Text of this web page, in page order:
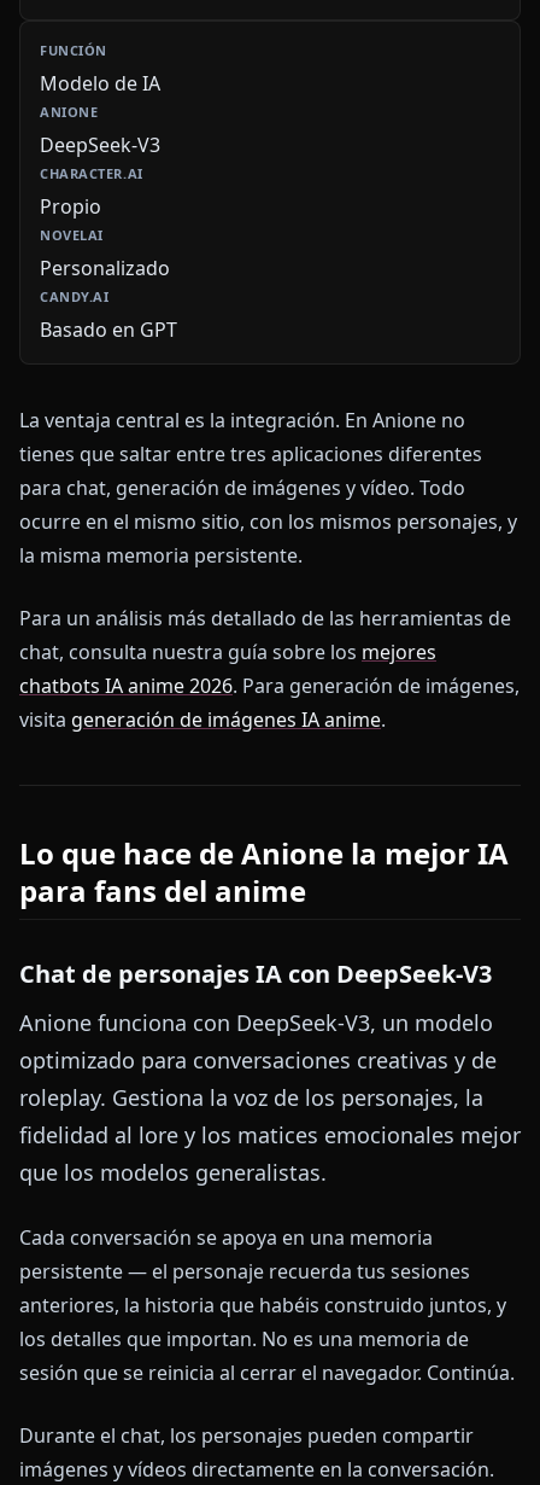
Modelo de IA
DeepSeek-V3
Propio
Personalizado
Basado en GPT
La ventaja central es la integración. En Anione no
tienes que saltar entre tres aplicaciones diferentes
para chat, generación de imágenes y vídeo. Todo
ocurre en el mismo sitio, con los mismos personajes, y
la misma memoria persistente.
Para un análisis más detallado de las herramientas de
chat, consulta nuestra guía sobre los mejores
chatbots IA anime 2026. Para generación de imágenes,
visita generación de imágenes IA anime.
Lo que hace de Anione la mejor IA
para fans del anime
Chat de personajes IA con DeepSeek-V3
Anione funciona con DeepSeek-V3, un modelo
optimizado para conversaciones creativas y de
roleplay. Gestiona la voz de los personajes, la
fidelidad al lore y los matices emocionales mejor
que los modelos generalistas.
Cada conversación se apoya en una memoria
persistente — el personaje recuerda tus sesiones
anteriores, la historia que habéis construido juntos, y
los detalles que importan. No es una memoria de
sesión que se reinicia al cerrar el navegador. Continúa.
Durante el chat, los personajes pueden compartir
imágenes y vídeos directamente en la conversación.